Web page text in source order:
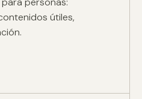
útiles,